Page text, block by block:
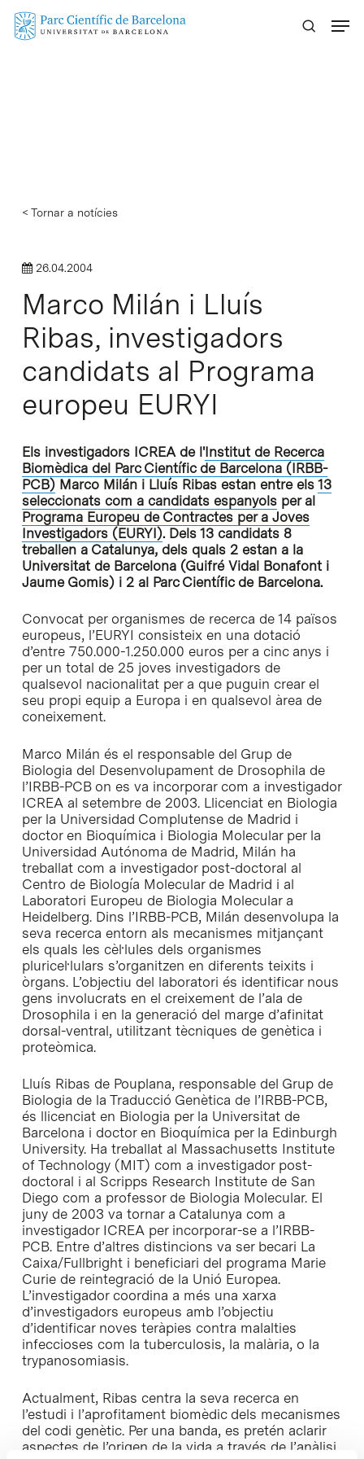
Skip
< Tornar a notícies
26.04.2004
Marco Milán i Lluís
Ribas, investigadors
candidats al Programa
europeu EURYI
Els investigadors ICREA de l'Institut de Recerca
Biomèdica del Parc Científic de Barcelona (IRBB-
PCB)Marco Milán i Lluís Ribas estan entre els 13
seleccionats com a candidats espanyolsper al
Programa Europeu de Contractes per a Joves
Investigadors (EURYI). Dels 13 candidats 8
treballen a Catalunya, dels quals 2 estan a la
Universitat de Barcelona (Guifré Vidal Bonafont i
Jaume Gomis) i 2 al Parc Científic de Barcelona.
Convocat per organismes de recerca de 14 països
europeus, l’EURYI consisteix en una dotació
d’entre 750.000-1.250.000 euros per a cinc anys i
per un total de 25 joves investigadors de
qualsevol nacionalitat per a que puguin crear el
seu propi equip a Europa i en qualsevol àrea de
coneixement.
Marco Milán és el responsable del Grup de
Biologia del Desenvolupament de Drosophila de
l’IRBB-PCB on es va incorporar com a investigador
ICREA al setembre de 2003. Llicenciat en Biologia
per la Universidad Complutense de Madrid i
doctor en Bioquímica i Biologia Molecular per la
Universidad Autónoma de Madrid, Milán ha
treballat com a investigador post-doctoral al
Centro de Biología Molecular de Madrid i al
Laboratori Europeu de Biologia Molecular a
Heidelberg. Dins l’IRBB-PCB, Milán desenvolupa la
seva recerca entorn als mecanismes mitjançant
els quals les cèl·lules dels organismes
pluricel·lulars s’organitzen en diferents teixits i
òrgans. L’objectiu del laboratori és identificar nous
gens involucrats en el creixement de l’ala de
Drosophila i en la generació del marge d’afinitat
dorsal-ventral, utilitzant tècniques de genètica i
proteòmica.
Lluís Ribas de Pouplana, responsable del Grup de
Biologia de la Traducció Genètica de l’IRBB-PCB,
és llicenciat en Biologia per la Universitat de
Barcelona i doctor en Bioquímica per la Edinburgh
University. Ha treballat al Massachusetts Institute
of Technology (MIT) com a investigador post-
doctoral i al Scripps Research Institute de San
Diego com a professor de Biologia Molecular. El
juny de 2003 va tornar a Catalunya com a
investigador ICREA per incorporar-se a l’IRBB-
PCB. Entre d’altres distincions va ser becari La
Caixa/Fullbright i beneficiari del programa Marie
Curie de reintegració de la Unió Europea.
L’investigador coordina a més una xarxa
d’investigadors europeus amb l’objectiu
d’identificar noves teràpies contra malalties
infeccioses com la tuberculosis, la malària, o la
trypanosomiasis.
Actualment, Ribas centra la seva recerca en
l’estudi i l’aprofitament biomèdic dels mecanismes
del codi genètic. Per una banda, es pretén aclarir
aspectes de l’origen de la vida a través de l’anàlisi